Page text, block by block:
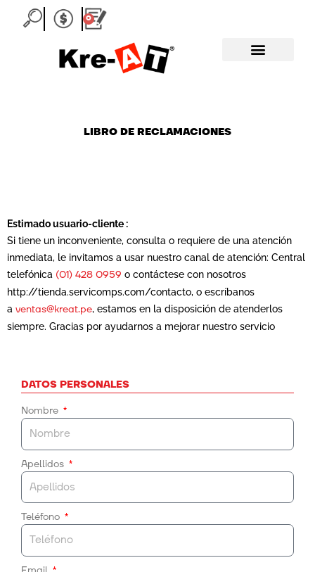
0
Carrito
LIBRO DE RECLAMACIONES
Estimado usuario-cliente :
Si tiene un inconveniente, consulta o requiere de una atención
inmediata, le invitamos a usar nuestro canal de atención: Central
telefónica (01) 428 0959 o contáctese con nosotros
http://tienda.servicomps.com/contacto, o escríbanos
a ventas@kreat.pe, estamos en la disposición de atenderlos
siempre. Gracias por ayudarnos a mejorar nuestro servicio
DATOS PERSONALES
Nombre
Apellidos
Teléfono